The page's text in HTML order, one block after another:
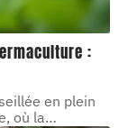
:
en plein
où la…